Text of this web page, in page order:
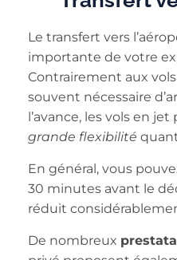
Le transfert vers
importante de votre
Contrairement aux
souvent nécessaire
l’avance, les vols en
grande flexibilité quant
En général, vous
30 minutes avant le
réduit
De nombreux